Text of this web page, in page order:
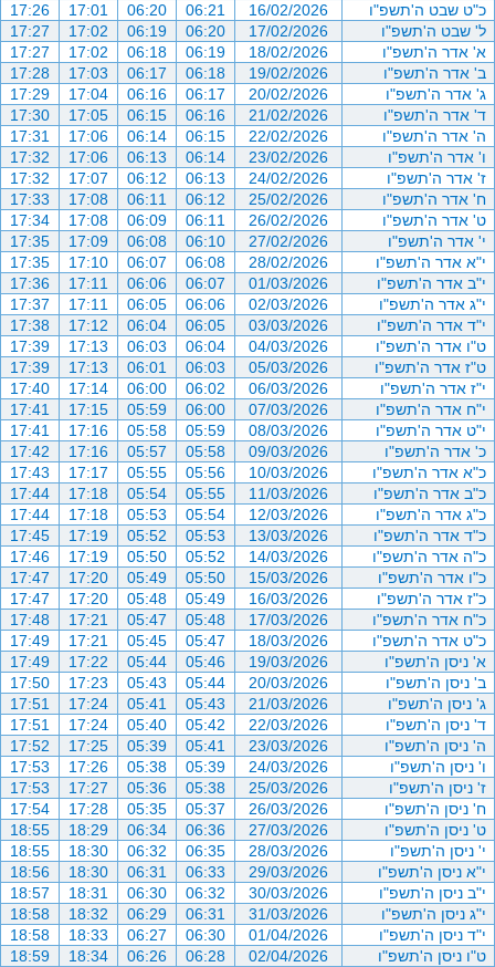
כ"ט שבט ה'תשפ"ו
16/02/2026
06:21
06:20
17:01
17:26
ל' שבט ה'תשפ"ו
17/02/2026
06:20
06:19
17:02
17:27
א' אדר ה'תשפ"ו
18/02/2026
06:19
06:18
17:02
17:27
ב' אדר ה'תשפ"ו
19/02/2026
06:18
06:17
17:03
17:28
ג' אדר ה'תשפ"ו
20/02/2026
06:17
06:16
17:04
17:29
ד' אדר ה'תשפ"ו
21/02/2026
06:16
06:15
17:05
17:30
ה' אדר ה'תשפ"ו
22/02/2026
06:15
06:14
17:06
17:31
ו' אדר ה'תשפ"ו
23/02/2026
06:14
06:13
17:06
17:32
ז' אדר ה'תשפ"ו
24/02/2026
06:13
06:12
17:07
17:32
ח' אדר ה'תשפ"ו
25/02/2026
06:12
06:11
17:08
17:33
ט' אדר ה'תשפ"ו
26/02/2026
06:11
06:09
17:08
17:34
י' אדר ה'תשפ"ו
27/02/2026
06:10
06:08
17:09
17:35
י"א אדר ה'תשפ"ו
28/02/2026
06:08
06:07
17:10
17:35
י"ב אדר ה'תשפ"ו
01/03/2026
06:07
06:06
17:11
17:36
י"ג אדר ה'תשפ"ו
02/03/2026
06:06
06:05
17:11
17:37
י"ד אדר ה'תשפ"ו
03/03/2026
06:05
06:04
17:12
17:38
ט"ו אדר ה'תשפ"ו
04/03/2026
06:04
06:03
17:13
17:39
ט"ז אדר ה'תשפ"ו
05/03/2026
06:03
06:01
17:13
17:39
י"ז אדר ה'תשפ"ו
06/03/2026
06:02
06:00
17:14
17:40
י"ח אדר ה'תשפ"ו
07/03/2026
06:00
05:59
17:15
17:41
י"ט אדר ה'תשפ"ו
08/03/2026
05:59
05:58
17:16
17:41
כ' אדר ה'תשפ"ו
09/03/2026
05:58
05:57
17:16
17:42
כ"א אדר ה'תשפ"ו
10/03/2026
05:56
05:55
17:17
17:43
כ"ב אדר ה'תשפ"ו
11/03/2026
05:55
05:54
17:18
17:44
כ"ג אדר ה'תשפ"ו
12/03/2026
05:54
05:53
17:18
17:44
כ"ד אדר ה'תשפ"ו
13/03/2026
05:53
05:52
17:19
17:45
כ"ה אדר ה'תשפ"ו
14/03/2026
05:52
05:50
17:19
17:46
כ"ו אדר ה'תשפ"ו
15/03/2026
05:50
05:49
17:20
17:47
כ"ז אדר ה'תשפ"ו
16/03/2026
05:49
05:48
17:20
17:47
כ"ח אדר ה'תשפ"ו
17/03/2026
05:48
05:47
17:21
17:48
כ"ט אדר ה'תשפ"ו
18/03/2026
05:47
05:45
17:21
17:49
א' ניסן ה'תשפ"ו
19/03/2026
05:46
05:44
17:22
17:49
ב' ניסן ה'תשפ"ו
20/03/2026
05:44
05:43
17:23
17:50
ג' ניסן ה'תשפ"ו
21/03/2026
05:43
05:41
17:24
17:51
ד' ניסן ה'תשפ"ו
22/03/2026
05:42
05:40
17:24
17:51
ה' ניסן ה'תשפ"ו
23/03/2026
05:41
05:39
17:25
17:52
ו' ניסן ה'תשפ"ו
24/03/2026
05:39
05:38
17:26
17:53
ז' ניסן ה'תשפ"ו
25/03/2026
05:38
05:36
17:27
17:53
ח' ניסן ה'תשפ"ו
26/03/2026
05:37
05:35
17:28
17:54
ט' ניסן ה'תשפ"ו
27/03/2026
06:36
06:34
18:29
18:55
י' ניסן ה'תשפ"ו
28/03/2026
06:35
06:32
18:30
18:55
י"א ניסן ה'תשפ"ו
29/03/2026
06:33
06:31
18:30
18:56
י"ב ניסן ה'תשפ"ו
30/03/2026
06:32
06:30
18:31
18:57
י"ג ניסן ה'תשפ"ו
31/03/2026
06:31
06:29
18:32
18:58
י"ד ניסן ה'תשפ"ו
01/04/2026
06:30
06:27
18:33
18:58
ט"ו ניסן ה'תשפ"ו
02/04/2026
06:28
06:26
18:34
18:59